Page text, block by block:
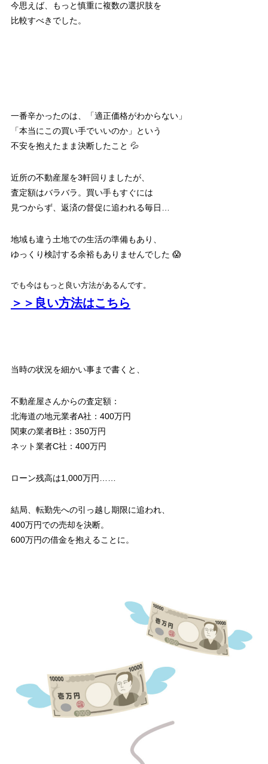
今思えば、もっと慎重に複数の選択肢を
比較すべきでした。
一番辛かったのは、「適正価格がわからない」
「本当にこの買い手でいいのか」という
不安を抱えたまま決断したこと 💦
近所の不動産屋を3軒回りましたが、
査定額はバラバラ。買い手もすぐには
見つからず、返済の督促に追われる毎日…
地域も違う土地での生活の準備もあり、
ゆっくり検討する余裕もありませんでした 😱
でも今はもっと良い方法があるんです。
＞＞良い方法はこちら
当時の状況を細かい事まで書くと、
不動産屋さんからの査定額：
北海道の地元業者A社：400万円
関東の業者B社：350万円
ネット業者C社：400万円
ローン残高は1,000万円……
結局、転勤先への引っ越し期限に追われ、
400万円での売却を決断。
600万円の借金を抱えることに。